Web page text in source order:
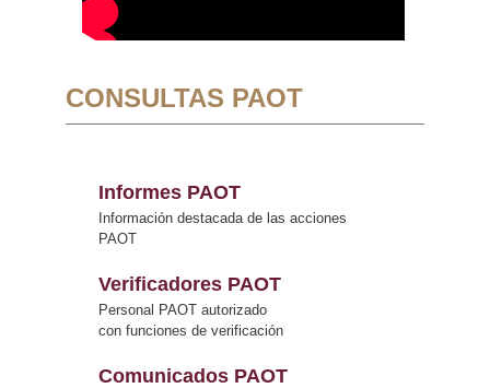
CONSULTAS PAOT
Informes PAOT
Información destacada de las acciones
PAOT
Verificadores PAOT
Personal PAOT autorizado
con funciones de verificación
Comunicados PAOT